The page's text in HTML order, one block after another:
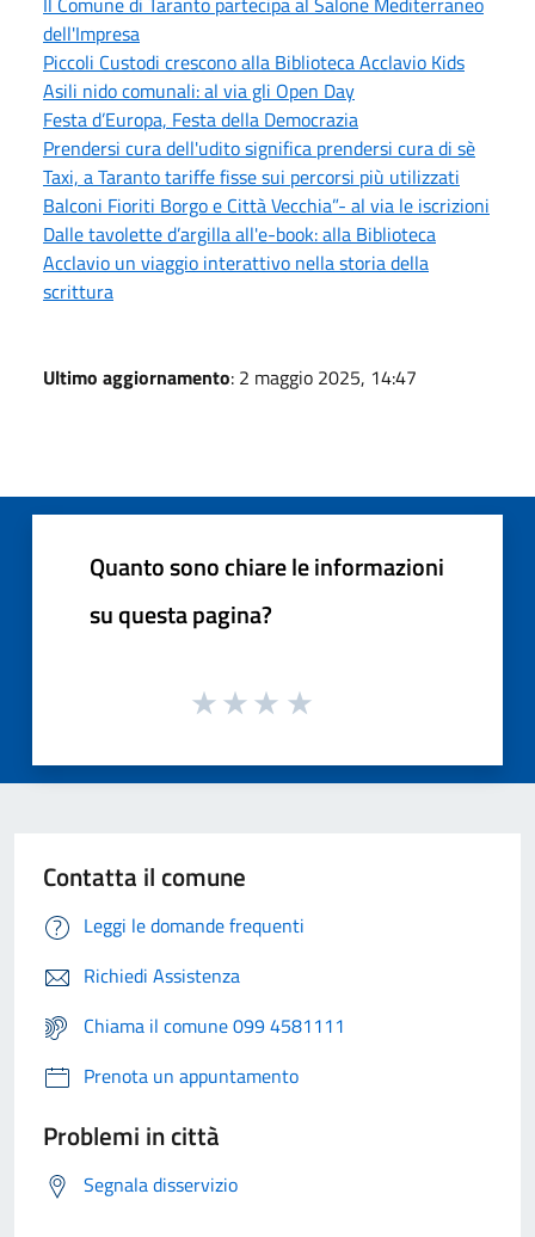
dell'Impresa
Piccoli Custodi crescono alla Biblioteca Acclavio Kids
Asili nido comunali: al via gli Open Day
Festa d’Europa, Festa della Democrazia
Prendersi cura dell'udito significa prendersi cura di sè
Taxi, a Taranto tariffe fisse sui percorsi più utilizzati
Balconi Fioriti Borgo e Città Vecchia”- al via le iscrizioni
Dalle tavolette d’argilla all'e-book: alla Biblioteca
Acclavio un viaggio interattivo nella storia della
scrittura
Ultimo aggiornamento: 2 maggio 2025, 14:47
Quanto sono chiare le informazioni
su questa pagina?
Contatta il comune
Leggi le domande frequenti
Richiedi Assistenza
Chiama il comune 099 4581111
Prenota un appuntamento
Problemi in città
Segnala disservizio